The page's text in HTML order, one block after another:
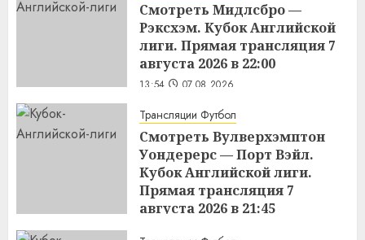
Смотреть Мидлсбро —
Рэксхэм. Кубок Английской
лиги. Прямая трансляция 7
августа 2026 в 22:00
13:54 07.08.2026
Трансляции Футбол
Смотреть Вулверхэмптон
Уондерерс — Порт Вэйл.
Кубок Английской лиги.
Прямая трансляция 7
августа 2026 в 21:45